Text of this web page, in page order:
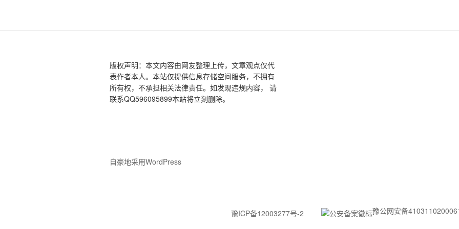
版权声明：本文内容由网友整理上传，文章观点仅代
表作者本人。本站仅提供信息存储空间服务，不拥有
所有权，不承担相关法律责任。如发现违规内容， 请
联系QQ596095899本站将立刻删除。
自豪地采用WordPress
豫ICP备12003277号-2 豫公网安备